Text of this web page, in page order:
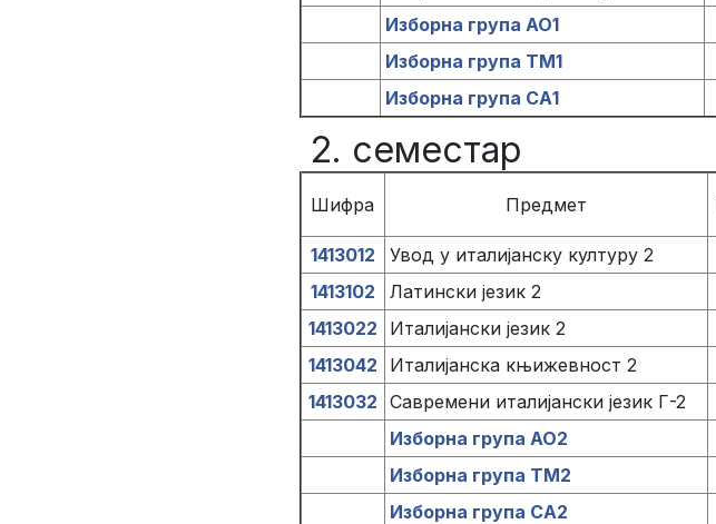
Изборна група АО1
Изборна група ТМ1
Изборна група СА1
2. семестар
Шифра Предмет
1413012 Увод у италијанску културу 2
1413102
Латински језик 2
1413022
Италијански језик 2
1413042
Италијанска књижевност 2
1413032 Савремени италијански језик Г-2
Изборна група АО2
Изборна група ТМ2
Изборна група СА2